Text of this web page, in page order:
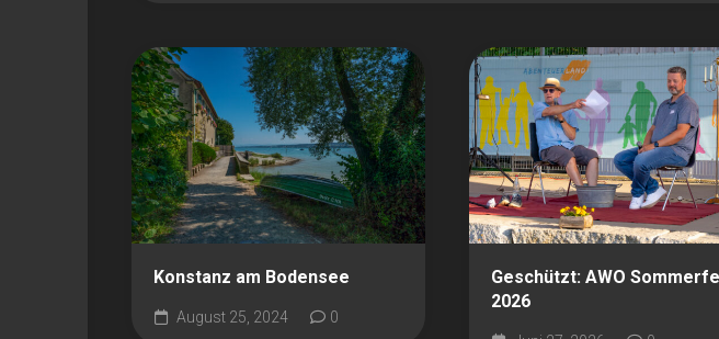
Konstanz am Bodensee
August 25, 2024 0
Geschützt: AWO
2026